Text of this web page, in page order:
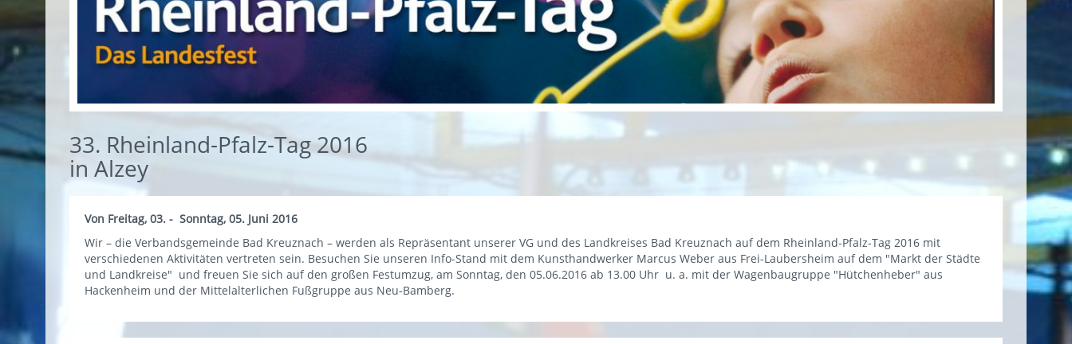
33. Rheinland-Pfalz-Tag 2016
in Alzey
Von Freitag, 03. - Sonntag, 05. Juni 2016
Wir – die Verbandsgemeinde Bad Kreuznach – werden als Repräsentant unserer VG und des Landkreises Bad Kreuznach auf dem Rheinland-Pfalz-Tag 2016 mit
verschiedenen Aktivitäten vertreten sein. Besuchen Sie unseren Info-Stand mit dem Kunsthandwerker Marcus Weber aus Frei-Laubersheim auf dem "Markt der Städte
und Landkreise" und freuen Sie sich auf den großen Festumzug, am Sonntag, den 05.06.2016 ab 13.00 Uhr u. a. mit der Wagenbaugruppe "Hütchenheber" aus
Hackenheim und der Mittelalterlichen Fußgruppe aus Neu-Bamberg.